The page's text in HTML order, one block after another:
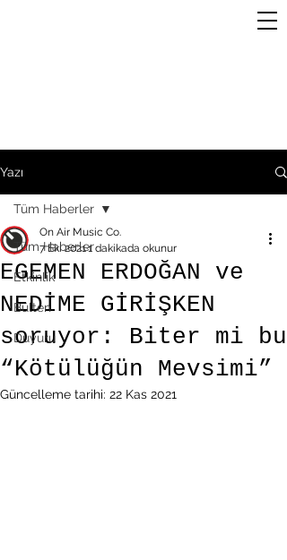
Yazı
Tüm Haberler
Etkinlik
Bülten
Duyuru
Tüm Haberler
EGEMEN ERDOĞAN ve
NEDİME GİRİŞKEN
soruyor: Biter mi bu
“Kötülüğün Mevsimi”
On Air Music Co.
7 Eki 20211 dakikada okunur
Güncelleme tarihi: 22 Kas 2021